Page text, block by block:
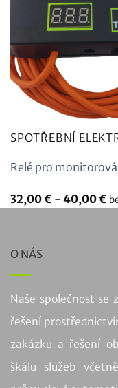
SPOTŘEBNÍ
Relé pro
32,00€ - 40,00€
O NÁS
Naše společnost se
řešení
zakázku a řešení
škálu služeb